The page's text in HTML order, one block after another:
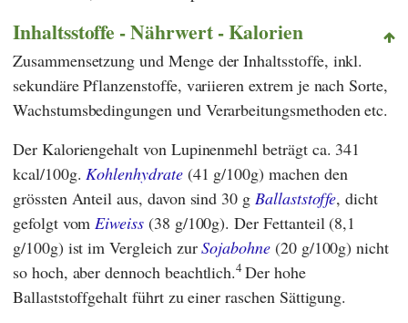
Inhaltsstoffe - Nährwert - Kalorien
Zusammensetzung und Menge der Inhaltsstoffe, inkl.
sekundäre Pflanzenstoffe, variieren extrem je nach Sorte,
Wachstumsbedingungen und Verarbeitungsmethoden etc.
Der Kaloriengehalt von Lupinenmehl beträgt ca. 341
kcal/100g.Kohlenhydrate(41 g/100g) machen den
grössten Anteil aus, davon sind 30 gBallaststoffe, dicht
gefolgt vomEiweiss(38 g/100g). Der Fettanteil (8,1
g/100g) ist im Vergleich zurSojabohne(20 g/100g) nicht
so hoch, aber dennoch beachtlich.4 Der hohe
Ballaststoffgehalt führt zu einer raschen Sättigung.